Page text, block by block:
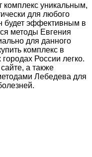
уникальным,
для любого
будет эффективным в
методы Евгения
для данного
комплекс в
России легко.
а также
Лебедева для